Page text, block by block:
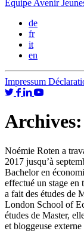
Equipe Avenir
de
fr
it
en
Impressum
Archives:
Noémie Roten a
2017 jusqu’à
Bachelor en
effectué un stage en
a fait des études de
London School of
études de Master,
et bloggeuse